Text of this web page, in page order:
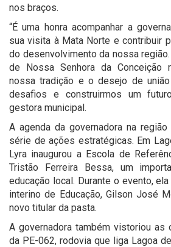
nos braços.
“É uma honra acompanhar a
sua visita à Mata Norte e contribuir
do desenvolvimento da nossa
de Nossa Senhora da Conceição
nossa tradição e o desejo de
desafios e construirmos um
gestora municipal.
A agenda da governadora na
série de ações estratégicas. Em
Lyra inaugurou a Escola de
Tristão Ferreira Bessa, um
educação local. Durante o evento,
interino de Educação, Gilson José
novo titular da pasta.
A governadora também vistoriou as
da PE-062, rodovia que liga Lagoa